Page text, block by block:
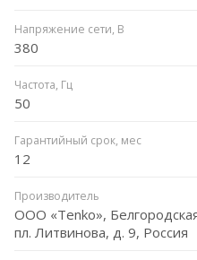
Напряжение сети, В
380
Частота, Гц
50
Гарантийный срок, мес
12
Производитель
ООО «Tenko»,
пл. Литвинова, д. 9, Россия